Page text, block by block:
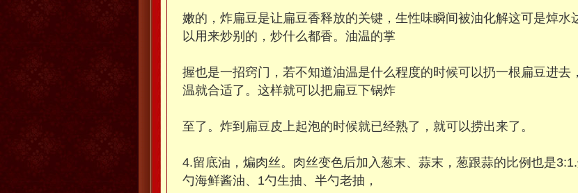
嫩的，炸扁豆是让扁豆香释放的关键，生性味瞬间被油化解这可是焯水
以用来炒别的，炒什么都香。油温的掌
握也是一招窍门，若不知道油温是什么程度的时候可以扔一根扁豆进去
温就合适了。这样就可以把扁豆下锅炸
至了。炸到扁豆皮上起泡的时候就已经熟了，就可以捞出来了。
4.留底油，煸肉丝。肉丝变色后加入葱末、蒜末，葱跟蒜的比例也是
勺海鲜酱油、1勺生抽、半勺老抽，